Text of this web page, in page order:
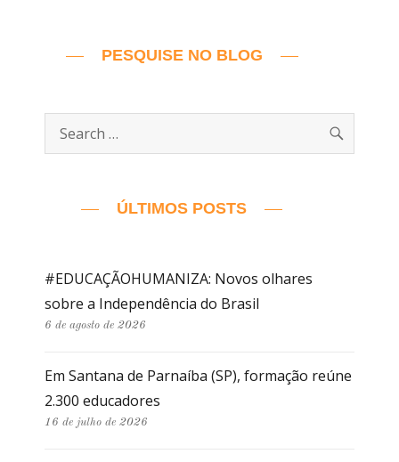
PESQUISE NO BLOG
Search
for:
ÚLTIMOS POSTS
#EDUCAÇÃOHUMANIZA: Novos olhares
sobre a Independência do Brasil
6 de agosto de 2026
Em Santana de Parnaíba (SP), formação reúne
2.300 educadores
16 de julho de 2026